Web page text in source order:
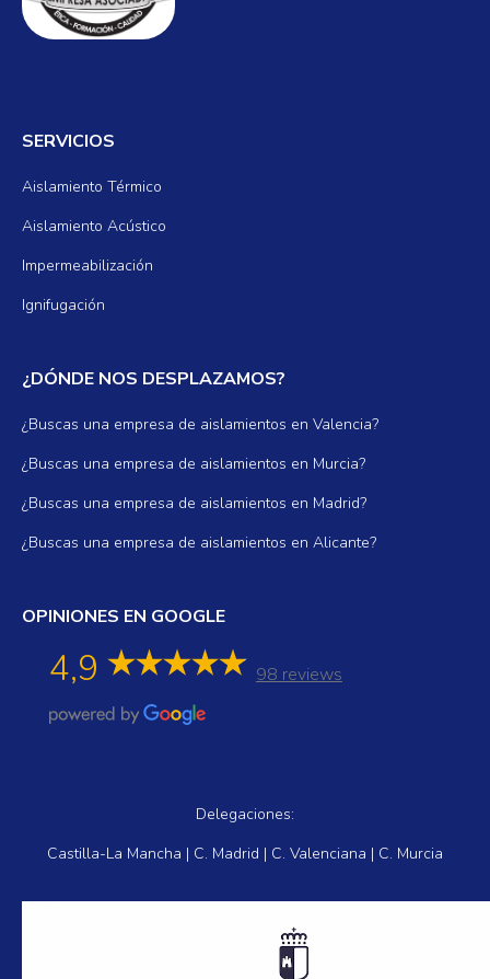
SERVICIOS
Aislamiento Térmico
Aislamiento Acústico
Impermeabilización
Ignifugación
¿DÓNDE NOS DESPLAZAMOS?
¿Buscas una empresa de aislamientos en Valencia?
¿Buscas una empresa de aislamientos en Murcia?
¿Buscas una empresa de aislamientos en Madrid?
¿Buscas una empresa de aislamientos en Alicante?
OPINIONES EN GOOGLE
4,9 98 reviews
Delegaciones:
Castilla-La Mancha | C. Madrid | C. Valenciana | C. Murcia